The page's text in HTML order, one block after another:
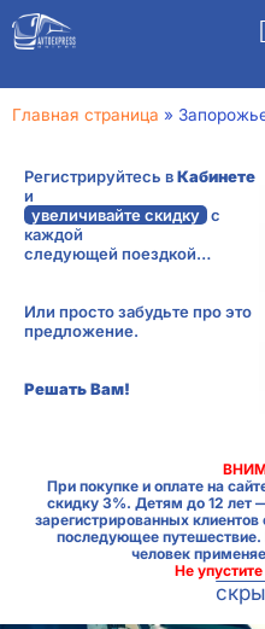
Главная страница »
Регистрируйтесь вКабинете
и
увеличивайте скидкус
каждой
следующей поездкой…
Или просто забудьте про это
предложение.
Решать Вам!
При покупке и оплате на
скидку 3%. Детям до 12
зарегистрированных
последующее путешествие.
человек
Не